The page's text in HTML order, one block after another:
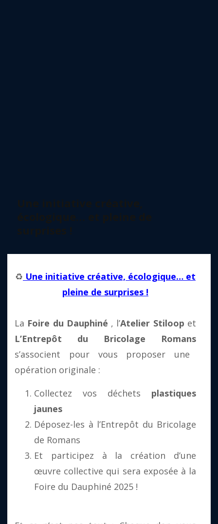
♻️ Une initiative créative, écologique… et
pleine de surprises !
La Foire du Dauphiné , l’Atelier Stiloop et
L’Entrepôt du Bricolage Romans
s’associent pour vous proposer une
opération originale :
Collectez vos déchets plastiques
jaunes
Déposez-les à l’Entrepôt du Bricolage
de Romans
Et participez à la création d’une
œuvre collective qui sera exposée à la
Foire du Dauphiné 2025 !